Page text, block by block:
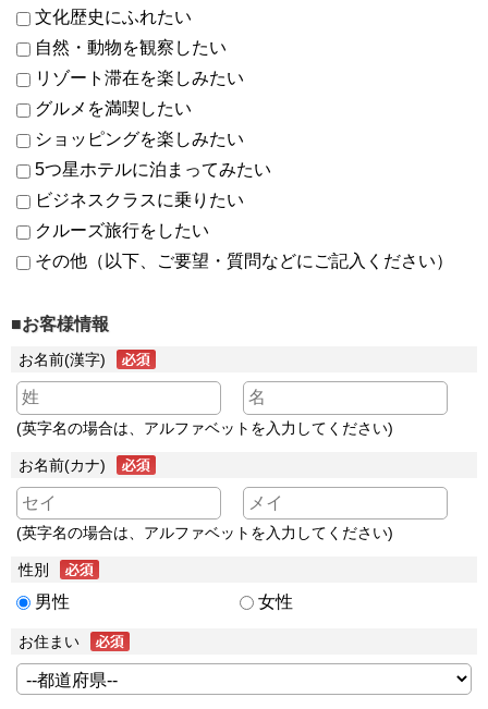
文化歴史にふれたい
自然・動物を観察したい
リゾート滞在を楽しみたい
グルメを満喫したい
ショッピングを楽しみたい
5つ星ホテルに泊まってみたい
ビジネスクラスに乗りたい
クルーズ旅行をしたい
その他（以下、ご要望・質問などにご記入ください）
■お客様情報
お名前(漢字)
(英字名の場合は、アルファベットを入力してください)
お名前(カナ)
(英字名の場合は、アルファベットを入力してください)
性別
男性 女性
お住まい